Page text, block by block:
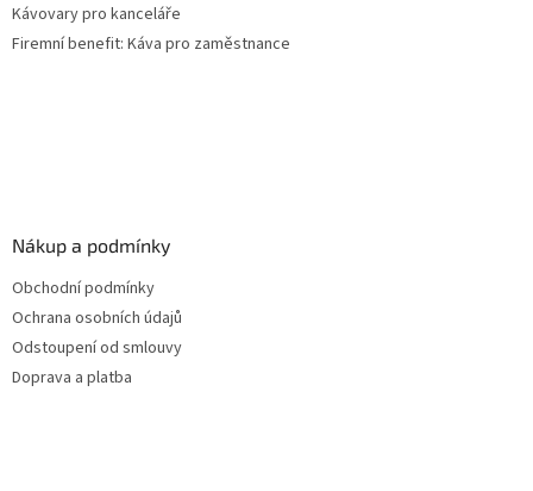
Kávovary pro kanceláře
Firemní benefit: Káva pro zaměstnance
Nákup a podmínky
Obchodní podmínky
Ochrana osobních údajů
Odstoupení od smlouvy
Doprava a platba